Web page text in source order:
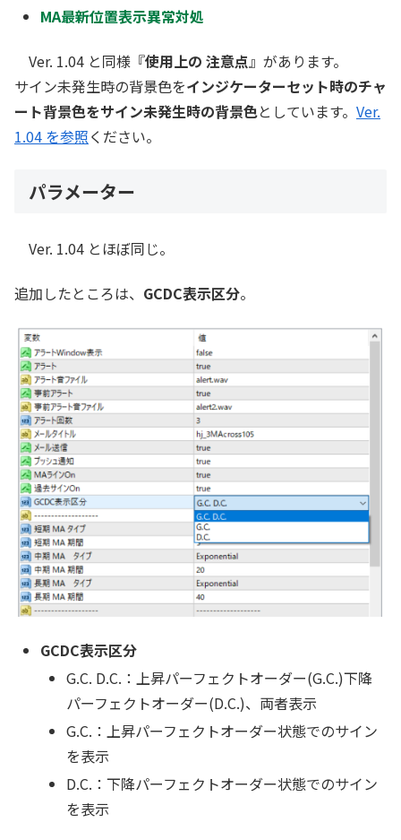
MA最新位置表示異常対処
Ver. 1.04 と同様『使用上の 注意点』があります。
サイン未発生時の背景色をインジケーターセット時のチャ
ート背景色をサイン未発生時の背景色としています。 Ver.
1.04 を参照ください。
パラメーター
Ver. 1.04 とほぼ同じ。
追加したところは、 GCDC表示区分。
GCDC表示区分
G.C. D.C.：上昇パーフェクトオーダー(G.C.)下降
パーフェクトオーダー(D.C.)、両者表示
G.C.：上昇パーフェクトオーダー状態でのサイン
を表示
D.C.：下降パーフェクトオーダー状態でのサイン
を表示